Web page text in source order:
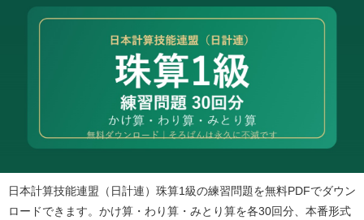
日本計算技能連盟（日計連）珠算1級の練習問題を無料PDFでダウン
ロードできます。かけ算・わり算・みとり算を各30回分、本番形式